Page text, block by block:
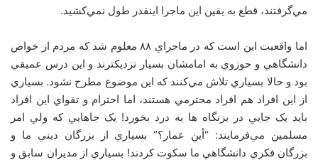
مي‌گرفتند، قطع به يقين اين ماجرا اينقدر طول نمي‌کشيد.
اما واقعيت اين است که در ماجراي ۸۸ معلوم شد که مردم از خواص
دانشگاهي و حوزوي به امامشان بسيار نزديکترند و اين درس عميقي
بود و حالا بسياري تلاش مي‌کنند که اين موضوع مطرح نشود. بسياري
از اين افراد هم افراد محترمي هستند، اما احترام و تقواي اين افراد
بايد يک جايي در بزنگاه ها به درد بخورد! يک جاهايي که ولي امر
مسلمين مي‌فرمايند: “أين عمار؟” بسياري از بزرگان ديني ما و
بزرگان فکري دانشگاهي ما سکوت کردند! بسياري از مديران سابق و